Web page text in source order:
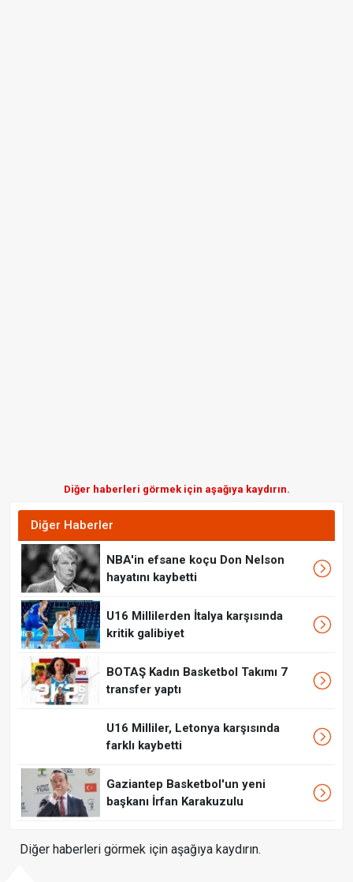
Diğer haberleri görmek için aşağıya kaydırın.
Diğer Haberler
NBA'in efsane koçu Don Nelson
hayatını kaybetti
U16 Millilerden İtalya karşısında
kritik galibiyet
BOTAŞ Kadın Basketbol Takımı 7
transfer yaptı
U16 Milliler, Letonya karşısında
farklı kaybetti
Gaziantep Basketbol'un yeni
başkanı İrfan Karakuzulu
Diğer haberleri görmek için aşağıya kaydırın.